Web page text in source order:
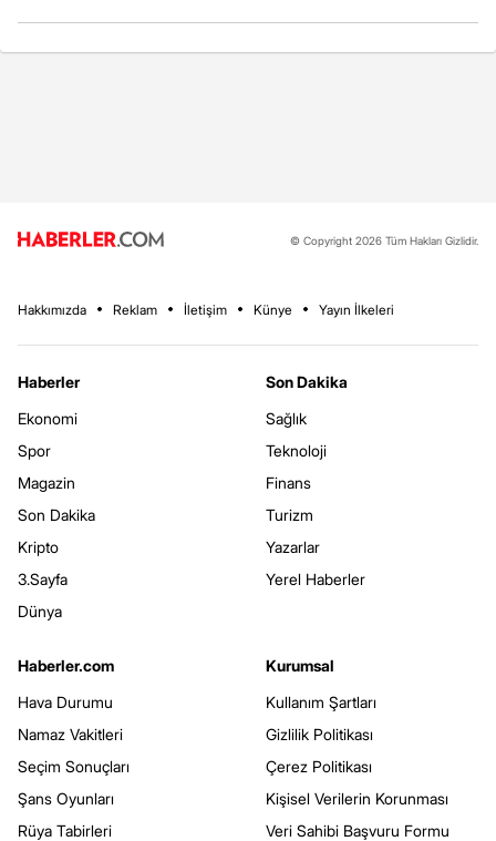
© Copyright 2026 Tüm Hakları Gizlidir.
Hakkımızda Reklam İletişim Künye Yayın İlkeleri
Haberler
Ekonomi
Spor
Magazin
Son Dakika
Kripto
3.Sayfa
Dünya
Son Dakika
Sağlık
Teknoloji
Finans
Turizm
Yazarlar
Yerel Haberler
Haberler.com
Hava Durumu
Namaz Vakitleri
Seçim Sonuçları
Şans Oyunları
Rüya Tabirleri
Kurumsal
Kullanım Şartları
Gizlilik Politikası
Çerez Politikası
Kişisel Verilerin Korunması
Veri Sahibi Başvuru Formu